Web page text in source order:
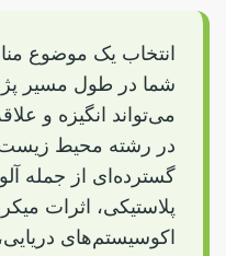
انتخاب یک موضوع
شما در طول مسیر
می‌تواند انگیزه و
در رشته محیط زیست
گسترده‌ای از جمله
پلاستیکی، اثرات
اکوسیستم‌های